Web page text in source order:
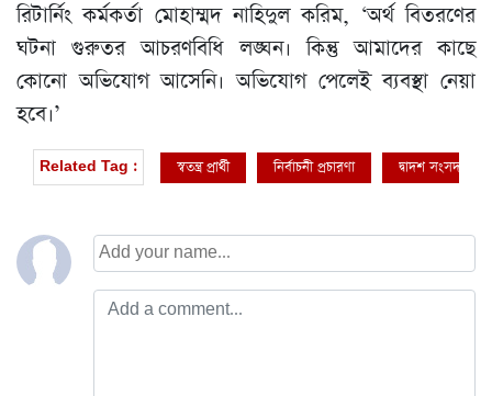
রিটার্নিং কর্মকর্তা মোহাম্মদ নাহিদুল করিম, ‘অর্থ বিতরণের
ঘটনা গুরুতর আচরণবিধি লঙ্ঘন। কিন্তু আমাদের কাছে
কোনো অভিযোগ আসেনি। অভিযোগ পেলেই ব্যবস্থা নেয়া
হবে।’
Related Tag : স্বতন্ত্র প্রার্থী নির্বাচনী প্রচারণা দ্বাদশ সংসদ